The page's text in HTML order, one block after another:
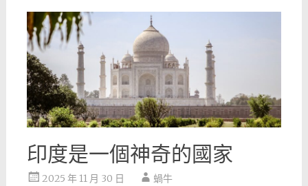
印度是一個神奇的國家
2025 年 11 月 30 日 蝸牛